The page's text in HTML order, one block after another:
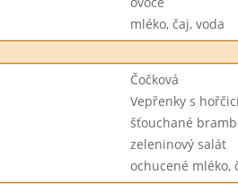
mléko, čaj, voda
Čočková
Vepřenky s
šťouchané
zeleninový salát
ochucené mléko,